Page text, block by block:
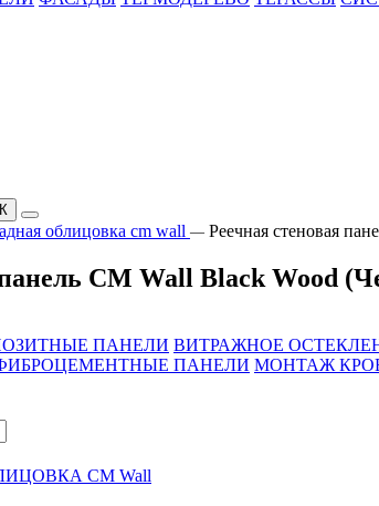
облицовка cm wall — Реечная стеновая
CM Wall Black Wood
ПАНЕЛИ ВИТРАЖНОЕ
ПАНЕЛИ МОНТАЖ
CM Wall